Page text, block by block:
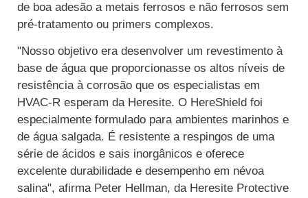
de boa adesão a metais ferrosos e não ferrosos sem
pré-tratamento ou primers complexos.
"Nosso objetivo era desenvolver um revestimento à
base de água que proporcionasse os altos níveis de
resistência à corrosão que os especialistas em
HVAC-R esperam da Heresite. O HereShield foi
especialmente formulado para ambientes marinhos e
de água salgada. É resistente a respingos de uma
série de ácidos e sais inorgânicos e oferece
excelente durabilidade e desempenho em névoa
salina", afirma Peter Hellman, da Heresite Protective